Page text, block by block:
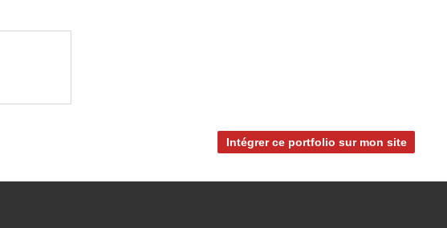
Intégrer ce portfolio sur mon site